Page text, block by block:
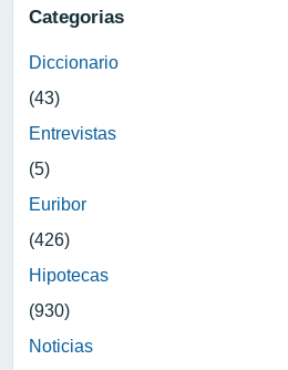
Categorias
Diccionario
(43)
Entrevistas
(5)
Euribor
(426)
Hipotecas
(930)
Noticias